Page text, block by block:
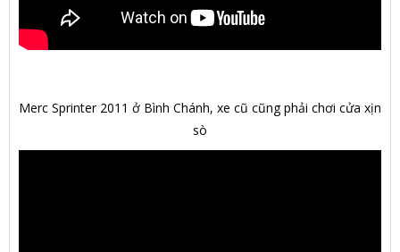
Merc Sprinter 2011 ở Bình Chánh, xe cũ cũng phải chơi cửa xịn
sò